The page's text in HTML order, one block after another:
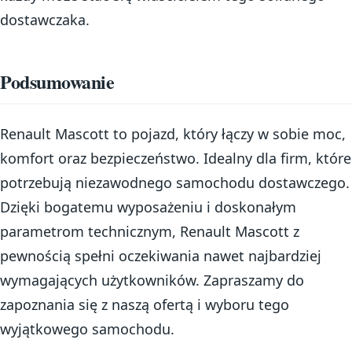
dostawczaka.
Podsumowanie
Renault Mascott to pojazd, który łączy w sobie moc,
komfort oraz bezpieczeństwo. Idealny dla firm, które
potrzebują niezawodnego samochodu dostawczego.
Dzięki bogatemu wyposażeniu i doskonałym
parametrom technicznym, Renault Mascott z
pewnością spełni oczekiwania nawet najbardziej
wymagających użytkowników. Zapraszamy do
zapoznania się z naszą ofertą i wyboru tego
wyjątkowego samochodu.